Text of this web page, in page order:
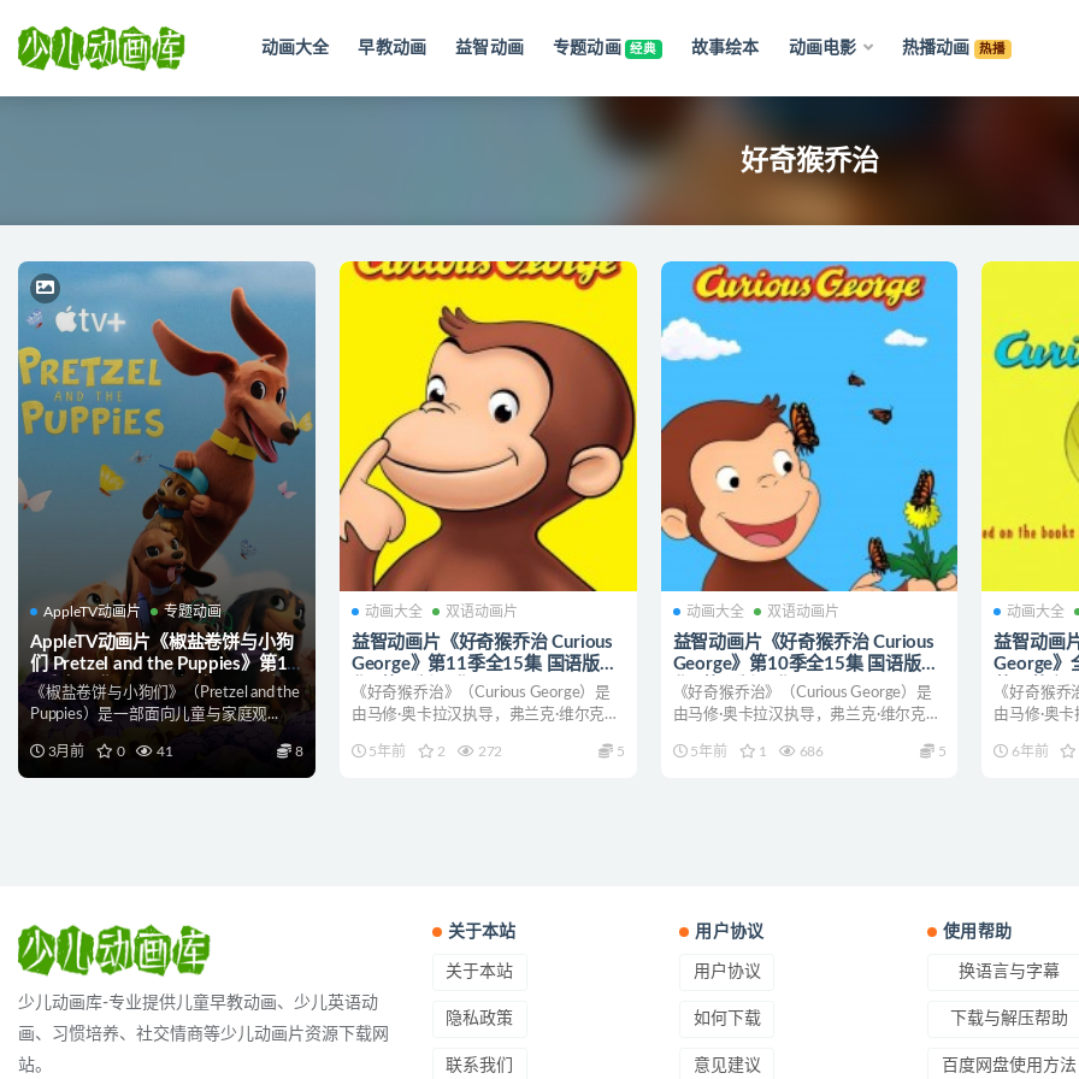
动画大全 早教动画 益智动画 专题动画 经典 故事绘本 动画电影 热播动画 热播
好奇猴乔治
AppleTV动画片 专题动画
AppleTV动画片《椒盐卷饼与小狗
们 Pretzel and the Puppies》第1-
2季全18集 多国语言(含国语)+多国
字幕(AI中文字幕) 官方纯净收藏版
饼与小狗下载
《椒盐卷饼与小狗们》（Pretzel and the
Puppies）是一部面向儿童与家庭观...
3月前 0 41 8
动画大全 双语动画片
益智动画片《好奇猴乔治 Curious
George》第11季全15集 国语版15
集+英语版15集
1080P/MP4/5.17G 动画片好奇猴
《好奇猴乔治》（Curious George）是
由马修·奥卡拉汉执导，弗兰克·维尔克、
5年前
2 272 5
动画大全 双语动画片
益智动画片《好奇猴乔治 Curious
George》第10季全15集 国语版15
集+英语版15集
1080P/MP4/7.03G 动画片好奇猴
《好奇猴乔治》（Curious George）是
由马修·奥卡拉汉执导，弗兰克·维尔克、
5年前
1 686 5
动画大全
益智动画
George》
英语英字
片好奇猴
《好奇猴乔
由马修·奥
6年前
少儿动画库-专业提供儿童早教动画、少儿英语动
画、习惯培养、社交情商等少儿动画片资源下载网
站。
关于本站
关于本站
隐私政策
联系我们
用户协议
用户协议
如何下载
意见建议
使用帮助
换语言与字幕
下载与解压帮助
百度网盘使用方法